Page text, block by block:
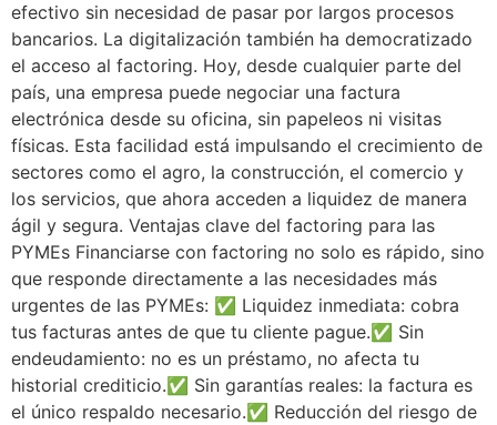
efectivo sin necesidad de pasar por largos procesos
bancarios. La digitalización también ha democratizado
el acceso al factoring. Hoy, desde cualquier parte del
país, una empresa puede negociar una factura
electrónica desde su oficina, sin papeleos ni visitas
físicas. Esta facilidad está impulsando el crecimiento de
sectores como el agro, la construcción, el comercio y
los servicios, que ahora acceden a liquidez de manera
ágil y segura. Ventajas clave del factoring para las
PYMEs Financiarse con factoring no solo es rápido, sino
que responde directamente a las necesidades más
urgentes de las PYMEs: ✅ Liquidez inmediata: cobra
tus facturas antes de que tu cliente pague.✅ Sin
endeudamiento: no es un préstamo, no afecta tu
historial crediticio.✅ Sin garantías reales: la factura es
el único respaldo necesario.✅ Reducción del riesgo de